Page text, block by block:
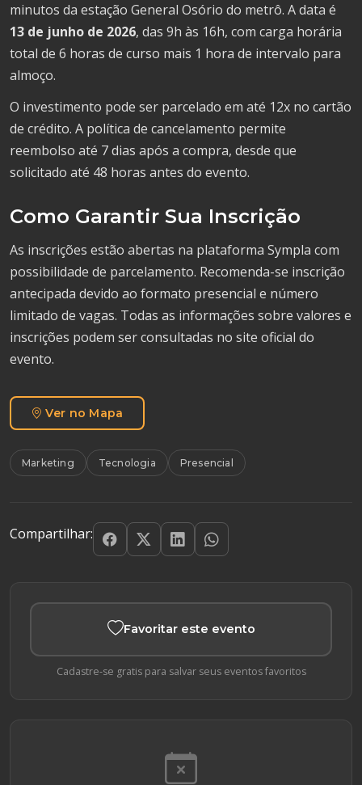
minutos da estação General Osório do metrô. A data é
13 de junho de 2026, das 9h às 16h, com carga horária
total de 6 horas de curso mais 1 hora de intervalo para
almoço.
O investimento pode ser parcelado em até 12x no cartão
de crédito. A política de cancelamento permite
reembolso até 7 dias após a compra, desde que
solicitado até 48 horas antes do evento.
Como Garantir Sua Inscrição
As inscrições estão abertas na plataforma Sympla com
possibilidade de parcelamento. Recomenda-se inscrição
antecipada devido ao formato presencial e número
limitado de vagas. Todas as informações sobre valores e
inscrições podem ser consultadas no site oficial do
evento.
Ver no Mapa
Marketing Tecnologia Presencial
Compartilhar:
Favoritar este evento
Cadastre-se gratis para salvar seus eventos favoritos